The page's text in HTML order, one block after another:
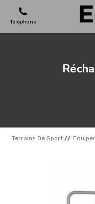
Téléphone
SKATEPARKS
Terrains De Sport